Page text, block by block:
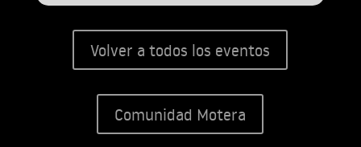
Volver a todos los eventos
Comunidad Motera